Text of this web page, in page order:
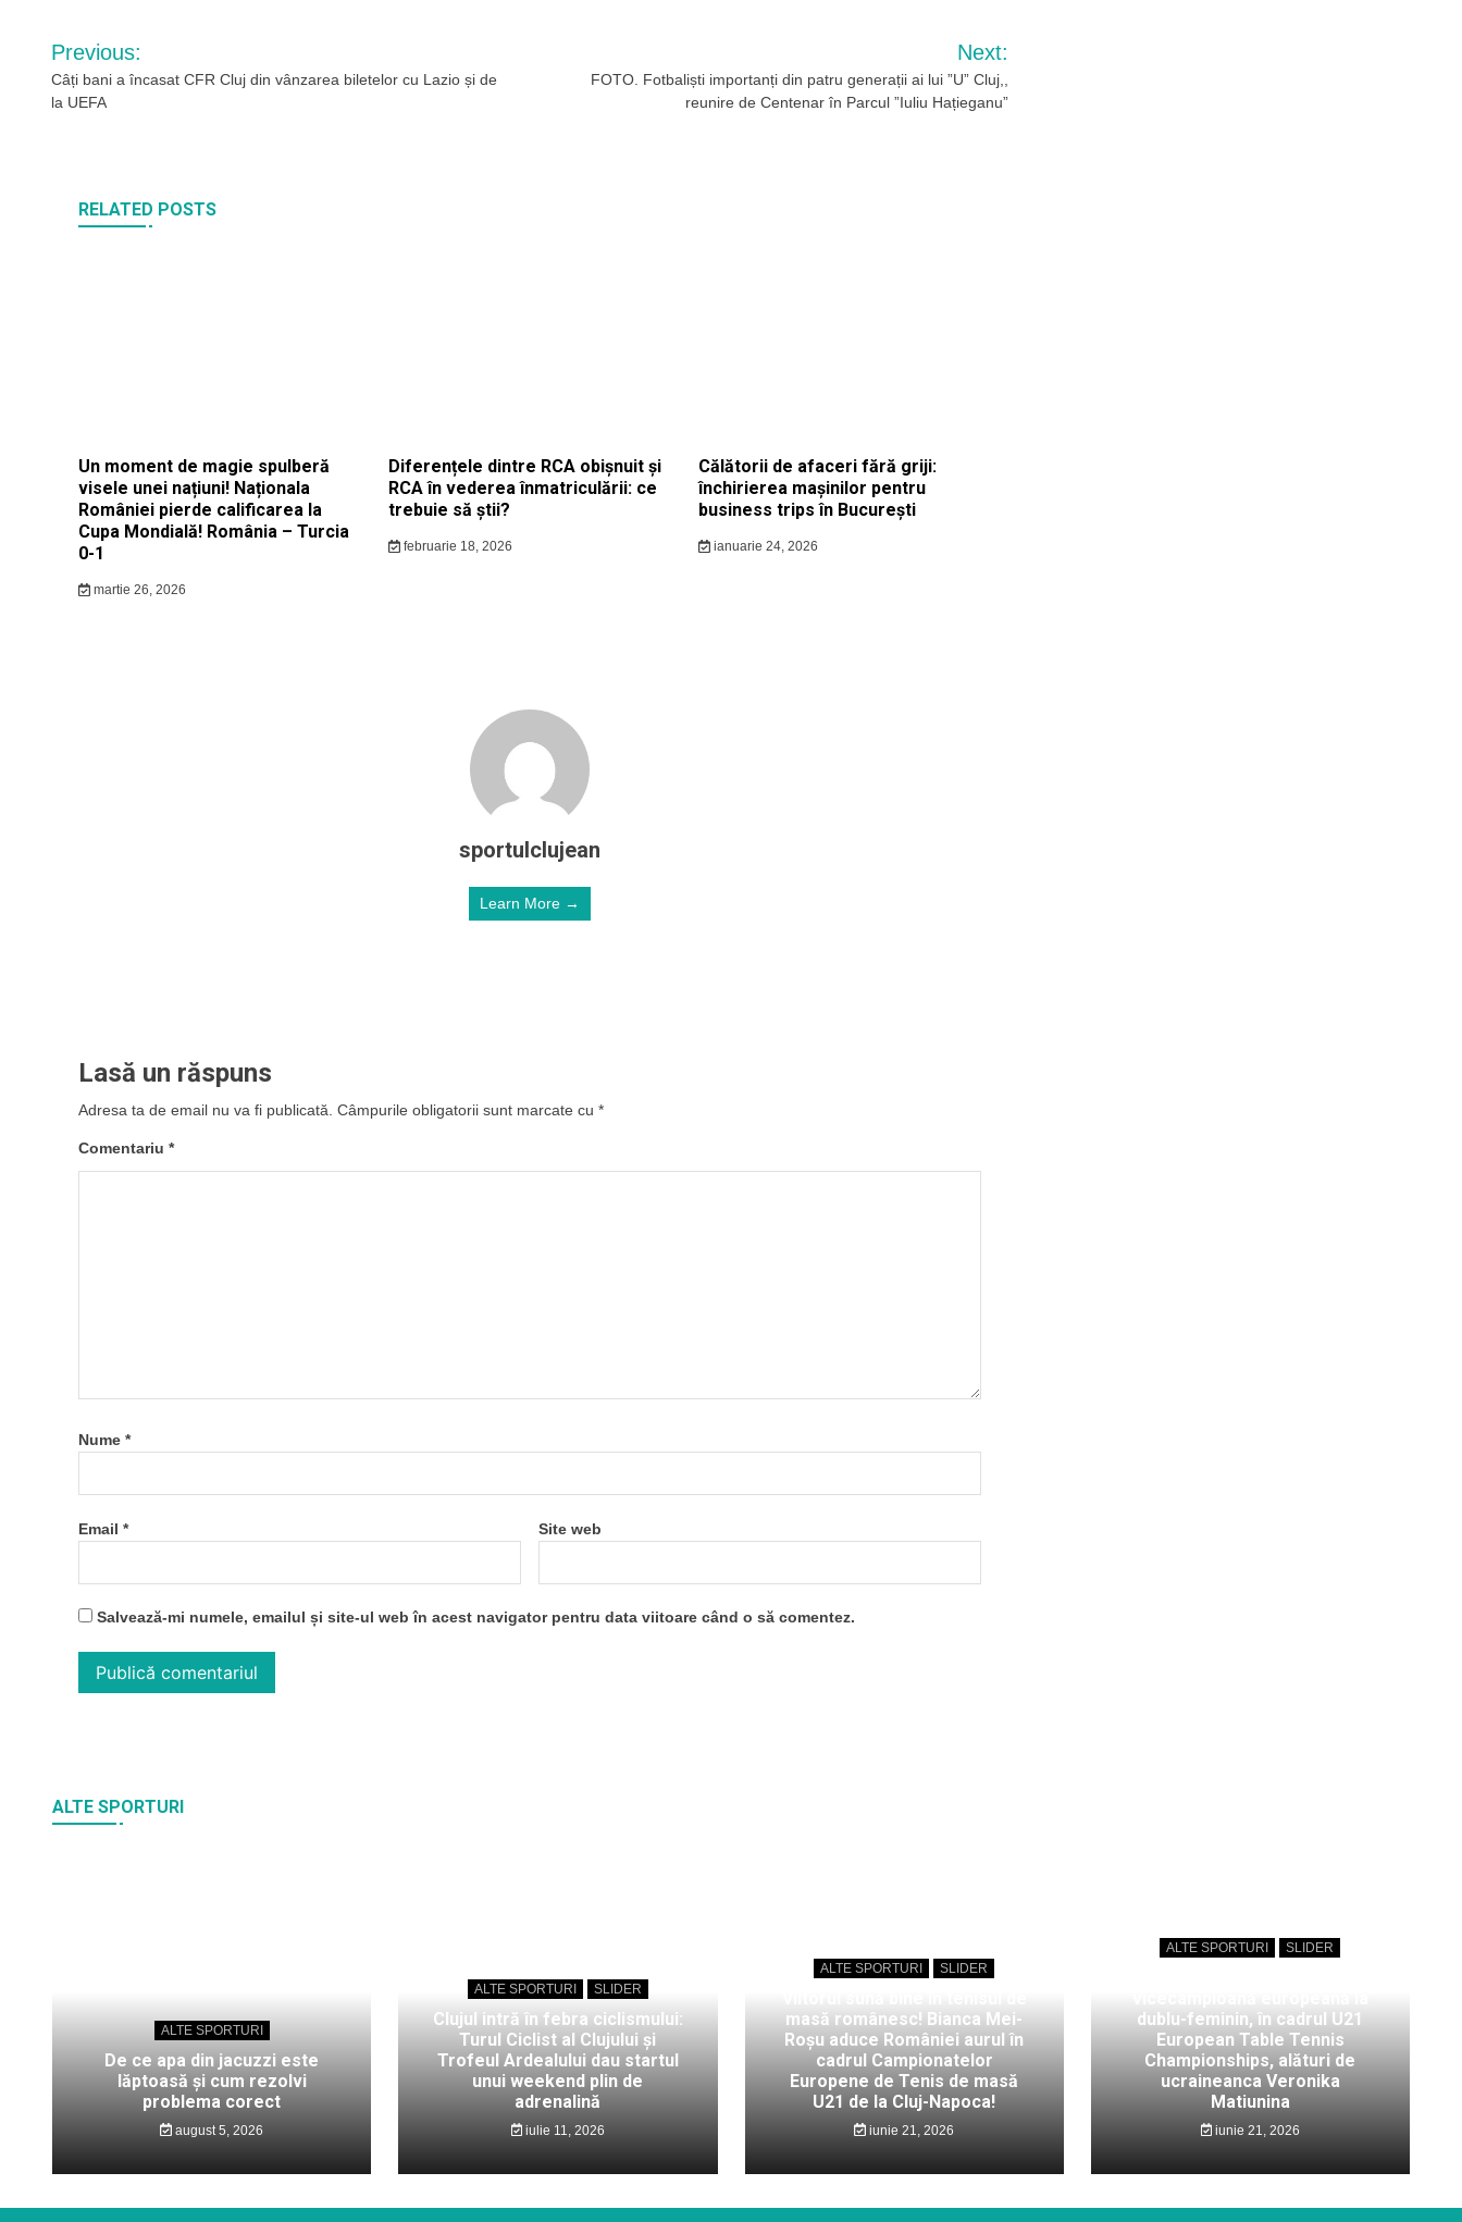
Navigare
în
Previous:
Câți bani a încasat CFR Cluj din vânzarea biletelor cu Lazio și de
la UEFA
Next:
FOTO. Fotbaliști importanți din patru generații ai lui ”U” Cluj,,
reunire de Centenar în Parcul ”Iuliu Hațieganu”
RELATED POSTS
Un moment de magie spulberă
visele unei națiuni! Naționala
României pierde calificarea la
Cupa Mondială! România – Turcia
0-1
martie 26, 2026
Diferențele dintre RCA obișnuit și
RCA în vederea înmatriculării: ce
trebuie să știi?
februarie 18, 2026
Călătorii de afaceri fără griji:
închirierea mașinilor pentru
business trips în București
ianuarie 24, 2026
sportulclujean
Learn More →
Lasă un răspuns
Adresa ta de email nu va fi publicată. Câmpurile obligatorii sunt marcate cu *
Comentariu *
Nume *
Email * Site web
Salvează-mi numele, emailul și site-ul web în acest navigator pentru data viitoare când o să comentez.
ALTE SPORTURI
ALTE SPORTURI
De ce apa din jacuzzi este
lăptoasă și cum rezolvi
problema corect
august 5, 2026
ALTE SPORTURI SLIDER
Clujul intră în febra ciclismului:
Turul Ciclist al Clujului și
Trofeul Ardealului dau startul
unui weekend plin de
adrenalină
iulie 11, 2026
ALTE SPORTURI SLIDER
masă românesc! Bianca Mei-
Roșu aduce României aurul în
cadrul Campionatelor
Europene de Tenis de masă
U21 de la Cluj-Napoca!
iunie 21, 2026
ALTE SPORTURI SLIDER
dublu-feminin, în cadrul U21
European Table Tennis
Championships, alături de
ucraineanca Veronika
Matiunina
iunie 21, 2026